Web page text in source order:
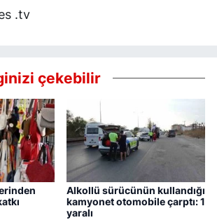
.tv
çekebilir
Alkollü sürücünün kullandığı
kamyonet otomobile çarptı: 1
yaralı